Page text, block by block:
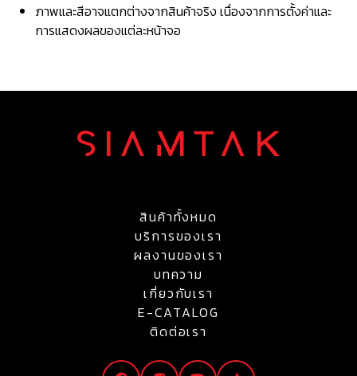
ภาพและสีอาจแตกต่างจากสินค้าจริง เนื่องจากการตั้งค่าและ
การแสดงผลของแต่ละหน้าจอ
สินค้าทั้งหมด
บริการของเรา
ผลงานของเรา
บทความ
เกี่ยวกับเรา
E-CATALOG
ติดต่อเรา